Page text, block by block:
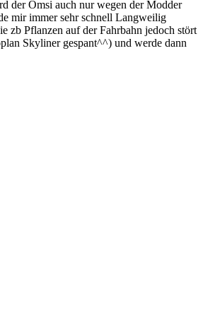
der Omsi auch nur wegen der Modder
mir immer sehr schnell Langweilig
zb Pflanzen auf der Fahrbahn jedoch stört
Skyliner gespant^^) und werde dann